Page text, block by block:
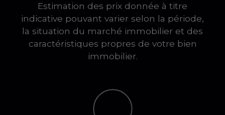
Estimation des prix donnée à titre
indicative pouvant varier selon la période,
la situation du marché immobilier et des
caractéristiques propres de votre bien
immobilier.